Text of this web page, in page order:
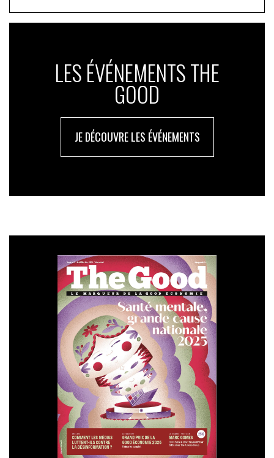
LES ÉVÉNEMENTS THE
GOOD
JE DÉCOUVRE LES ÉVÉNEMENTS